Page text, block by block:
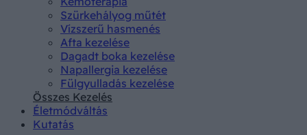
Szürkehályog műtét
Vízszerű hasmenés
Afta kezelése
Dagadt boka kezelése
Napallergia kezelése
Fülgyulladás kezelése
Összes Kezelés
Életmódváltás
Kutatás